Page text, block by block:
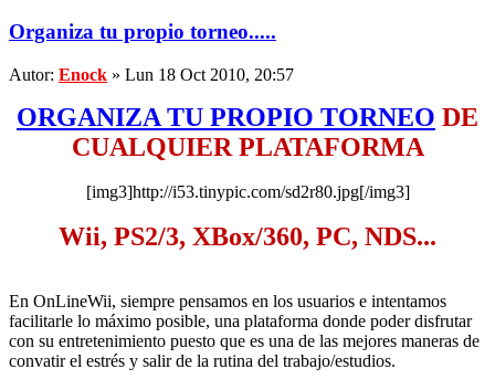
Organiza tu propio torneo.....
Autor: Enock » Lun 18 Oct 2010, 20:57
ORGANIZA TU PROPIO TORNEO DE
CUALQUIER PLATAFORMA
[img3]http://i53.tinypic.com/sd2r80.jpg[/img3]
Wii, PS2/3, XBox/360, PC, NDS...
En OnLineWii, siempre pensamos en los usuarios e intentamos
facilitarle lo máximo posible, una plataforma donde poder disfrutar
con su entretenimiento puesto que es una de las mejores maneras de
convatir el estrés y salir de la rutina del trabajo/estudios.